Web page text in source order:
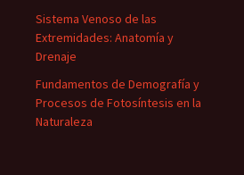
Sistema Venoso de las
Extremidades: Anatomía y
Drenaje
Fundamentos de Demografía y
Procesos de Fotosíntesis en la
Naturaleza